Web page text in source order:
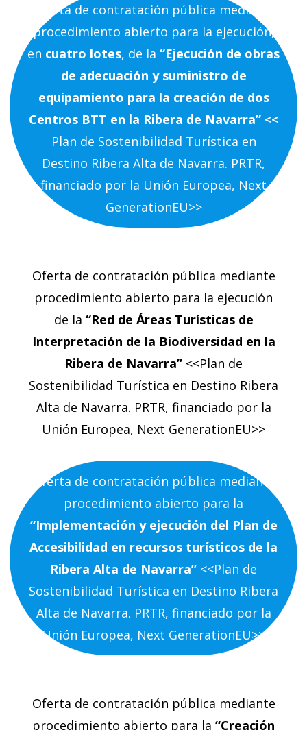
Oferta de contratación pública mediante
procedimiento abierto para la ejecución,
en cuatro lotes, de la “Ejecución de obras
de adecuación y suministro de
equipamiento para la creación de dos
Centros BTT en la Ribera de Navarra” <<
Plan de Sostenibilidad Turística en
Destino Ribera Alta de Navarra. PRTR,
financiado por la Unión Europea, Next
GenerationEU>>
Oferta de contratación pública mediante
procedimiento abierto para la ejecución
de la “Red de Áreas Turísticas de
Interpretación de la Biodiversidad en la
Ribera de Navarra” <<Plan de
Sostenibilidad Turística en Destino Ribera
Alta de Navarra. PRTR, financiado por la
Unión Europea, Next GenerationEU>>
Oferta de contratación pública mediante
procedimiento abierto para la
“Implementación y ejecución del Plan de
Accesibilidad en recursos turísticos de la
Ribera Alta de Navarra” <<Plan de
Sostenibilidad Turística en Destino Ribera
Alta de Navarra. PRTR, financiado por la
Unión Europea, Next GenerationEU>>
Oferta de contratación pública mediante
procedimiento abierto para la “Creación